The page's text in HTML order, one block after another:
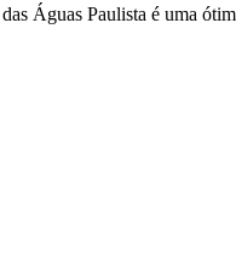
Águas Paulista é uma